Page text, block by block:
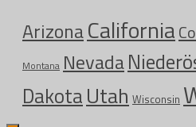
ArizonaCalifornia
Montana Nevada
DakotaUtah Wisconsin